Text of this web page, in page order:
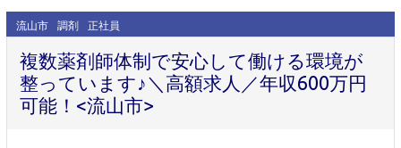
流山市 調剤 正社員
複数薬剤師体制で安心して働ける環境が
整っています♪＼高額求人／年収600万円
可能！<流山市>